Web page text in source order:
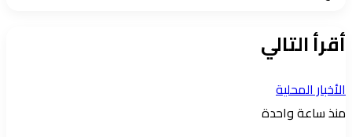
أقرأ التالي
الأخبار المحلية
منذ ساعة واحدة